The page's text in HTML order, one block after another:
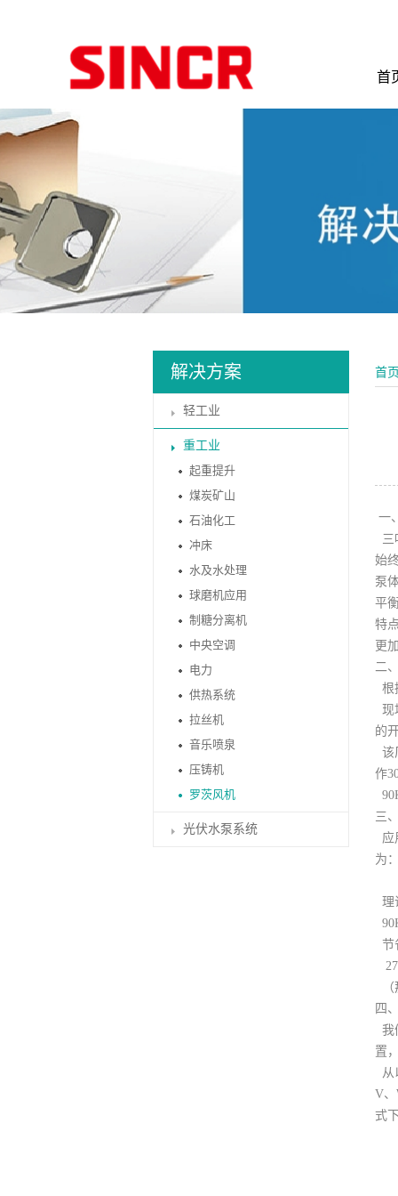
首
解决方案
轻工业
重工业
起重提升
煤炭矿山
石油化工
冲床
水及水处理
球磨机应用
制糖分离机
中央空调
电力
供热系统
拉丝机
音乐喷泉
压铸机
罗茨风机
光伏水泵系统
首页
一
三
始
泵
平
特
更
二
根
现
的
该
作
三
应
为：
运
理
节
（
四
我
置
从
V、
式